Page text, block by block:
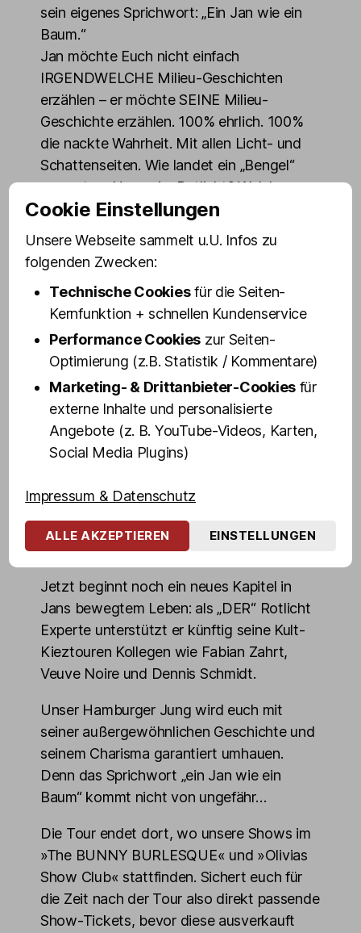
sein eigenes Sprichwort: „Ein Jan wie ein
Baum.“
Jan möchte Euch nicht einfach
IRGENDWELCHE Milieu-Geschichten
erzählen – er möchte SEINE Milieu-
Geschichte erzählen. 100% ehrlich. 100%
die nackte Wahrheit. Mit allen Licht- und
Schattenseiten. Wie landet ein „Bengel“
aus gutem Hause im Rotlicht? Welche
Aufgaben gibt es dort? Was macht ein
Frauen ins älteste Gewerbe der Welt
einzusteigen? Wie hat sich das Milieu
verändert?
Dass der Jung aus gutem Hamburger
vorherzusehen. Jan macht zunächst eine
Ausbildung als Physiotherapeut, Sport-
und Fitness Kaufmann. Über den
Kraftsport lernt er „schwere Jungs“ kennen.
Lude, macht mit „leichten Mädchen“ durch
seine clevere und „gerade Art“ schnell
Karriere im Milieu.
Jetzt beginnt noch ein neues Kapitel in
Jans bewegtem Leben: als „DER“ Rotlicht
Experte unterstützt er künftig seine Kult-
Kieztouren Kollegen wie Fabian Zahrt,
Veuve Noire und Dennis Schmidt.
Unser Hamburger Jung wird euch mit
seiner außergewöhnlichen Geschichte und
seinem Charisma garantiert umhauen.
Denn das Sprichwort „ein Jan wie ein
Baum“ kommt nicht von ungefähr…
Die Tour endet dort, wo unsere Shows im
»The BUNNY BURLESQUE« und »Olivias
Show Club« stattfinden. Sichert euch für
die Zeit nach der Tour also direkt passende
Show-Tickets, bevor diese ausverkauft
Cookie Einstellungen
Unsere Webseite sammelt u.U. Infos zu
folgenden Zwecken:
Technische Cookiesfür die Seiten-
Kernfunktion + schnellen Kundenservice
Performance Cookies zur Seiten-
Optimierung (z.B. Statistik / Kommentare)
Marketing- & Drittanbieter-Cookies für
externe Inhalte und personalisierte
Angebote (z. B. YouTube-Videos, Karten,
Social Media Plugins)
Impressum & Datenschutz
ALLE AKZEPTIEREN EINSTELLUNGEN